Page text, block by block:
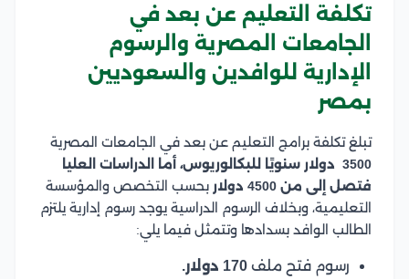
تكلفة التعليم عن بعد في
الجامعات المصرية والرسوم
الإدارية للوافدين والسعوديين
بمصر
تبلغ تكلفة برامج التعليم عن بعد في الجامعات المصرية
3500 دولار سنويًا للبكالوريوس، أما الدراسات العليا
فتصل إلى من 4500 دولار
بحسب التخصص والمؤسسة
التعليمية، وبخلاف الرسوم الدراسية يوجد رسوم إدارية يلتزم
الطالب الوافد بسدادها وتتمثل فيما يلي:
رسوم فتح ملف